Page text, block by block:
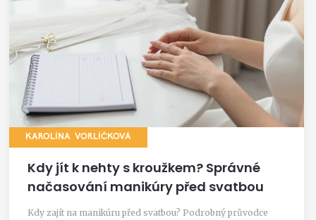
KAROLÍNA VORLÍČKOVÁ
Kdy jít k nehty s kroužkem? Správné
načasování manikúry před svatbou
Kdy zajít na manikúru před svatbou? Podrobný průvodce